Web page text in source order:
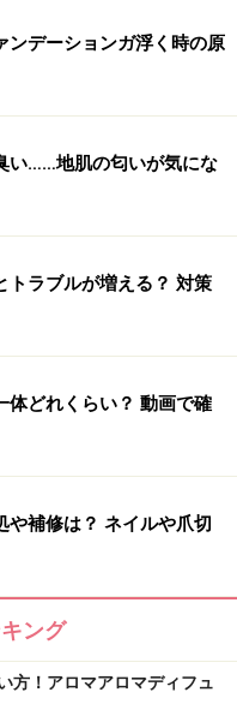
も働きかけます
ジナルオイルを作って
でなく、肌を強くして
だし、先ほどの要領で
。お部屋中に良い香り
寝る前のケアがオスス
イルです。特に今回お
しっとりさせるだけで
リアオイル」
ンデーションガ浮く時の原
い……地肌の匂いが気にな
トラブルが増える？ 対策
体どれくらい？ 動画で確
や補修は？ ネイルや爪切
ング
方！アロマアロマディフュ